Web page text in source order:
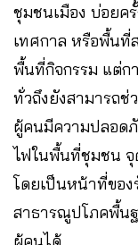
ชุมชนเมือง บ่อยครั้
เทศกาล หรือพื้นที่
พื้นที่กิจกรรม แต่ก
ทั่วถึงยังสามารถ
ผู้คนมีความปลอด
ไฟในพื้นที่ชุมชน จุ
โดยเป็นหน้าที่ของ
สาธารณูปโภคพื้น
ผู้คนได้